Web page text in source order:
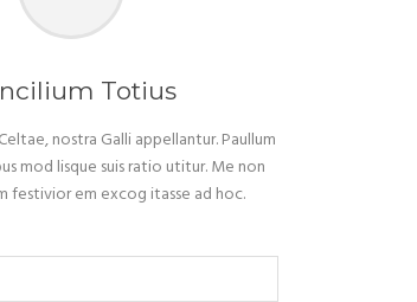
Totius
nostra Galli appellantur. Paullum
mod lisque suis ratio utitur. Me non
festivior em excog itasse ad hoc.